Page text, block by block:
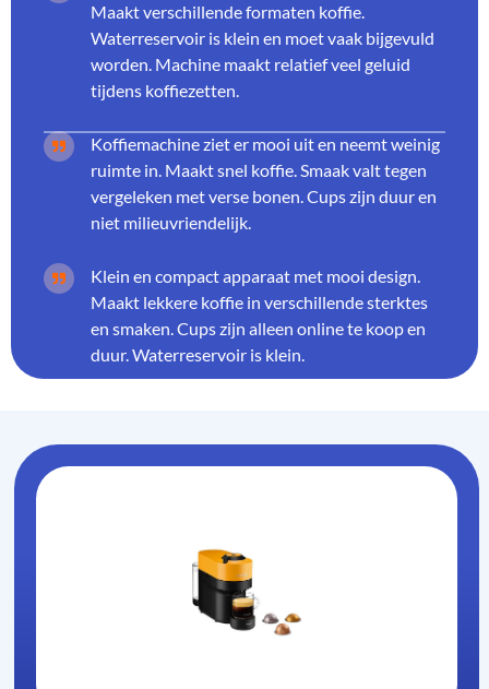
Maakt verschillende formaten koffie.
Waterreservoir is klein en moet vaak bijgevuld
worden. Machine maakt relatief veel geluid
tijdens koffiezetten.
Koffiemachine ziet er mooi uit en neemt weinig
ruimte in. Maakt snel koffie. Smaak valt tegen
vergeleken met verse bonen. Cups zijn duur en
niet milieuvriendelijk.
Klein en compact apparaat met mooi design.
Maakt lekkere koffie in verschillende sterktes
en smaken. Cups zijn alleen online te koop en
duur. Waterreservoir is klein.